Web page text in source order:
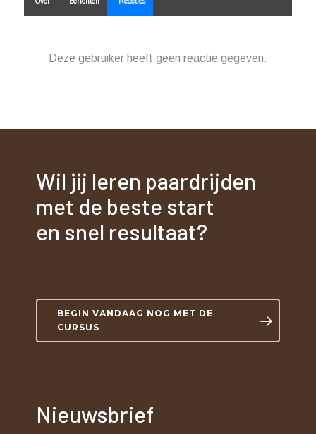
Deze gebruiker heeft geen reactie gegeven.
Wil jij leren paardrijden
met de beste start
en snel resultaat?
BEGIN VANDAAG NOG MET DE
CURSUS
Nieuwsbrief